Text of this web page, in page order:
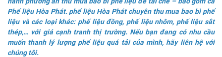
Phế liệu Hòa Phát. phế liệu Hòa Phát chuyên thu mua bao bì phế
liệu và các loại khác: phế liệu đồng, phế liệu nhôm, phế liệu sắt
thép,… với giá cạnh tranh thị trường. Nếu bạn đang có nhu cầu
muốn thanh lý lượng phế liệu quá tải của mình, hãy liên hệ với
chúng tôi.